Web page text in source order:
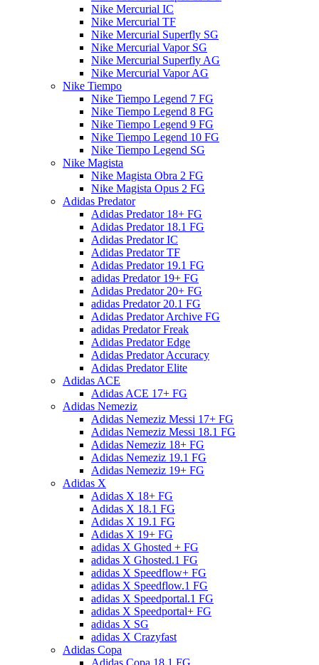
Nike Mercurial IC
Nike Mercurial TF
Nike Mercurial Superfly SG
Nike Mercurial Vapor SG
Nike Mercurial Superfly AG
Nike Mercurial Vapor AG
Nike Tiempo
Nike Tiempo Legend 7 FG
Nike Tiempo Legend 8 FG
Nike Tiempo Legend 9 FG
Nike Tiempo Legend 10 FG
Nike Tiempo Legend SG
Nike Magista
Nike Magista Obra 2 FG
Nike Magista Opus 2 FG
Adidas Predator
Adidas Predator 18+ FG
Adidas Predator 18.1 FG
Adidas Predator IC
Adidas Predator TF
Adidas Predator 19.1 FG
adidas Predator 19+ FG
Adidas Predator 20+ FG
adidas Predator 20.1 FG
Adidas Predator Archive FG
adidas Predator Freak
Adidas Predator Edge
Adidas Predator Accuracy
Adidas Predator Elite
Adidas ACE
Adidas ACE 17+ FG
Adidas Nemeziz
Adidas Nemeziz Messi 17+ FG
Adidas Nemeziz Messi 18.1 FG
Adidas Nemeziz 18+ FG
Adidas Nemeziz 19.1 FG
Adidas Nemeziz 19+ FG
Adidas X
Adidas X 18+ FG
Adidas X 18.1 FG
Adidas X 19.1 FG
Adidas X 19+ FG
adidas X Ghosted + FG
adidas X Ghosted.1 FG
adidas X Speedflow+ FG
adidas X Speedflow.1 FG
adidas X Speedportal.1 FG
adidas X Speedportal+ FG
adidas X SG
adidas X Crazyfast
Adidas Copa
Adidas Copa 18.1 FG